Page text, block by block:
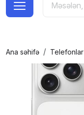
Ana səhifə Telefonlar